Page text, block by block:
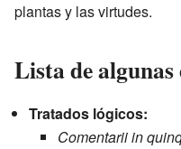
plantas y las virtudes.
Lista de algunas
Tratados lógicos:
Comentarii in